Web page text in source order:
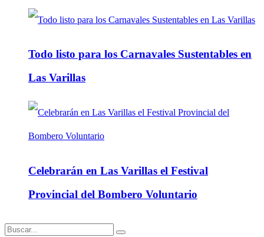
Todo listo para los Carnavales Sustentables en
Las Varillas
Celebrarán en Las Varillas el Festival
Provincial del Bombero Voluntario